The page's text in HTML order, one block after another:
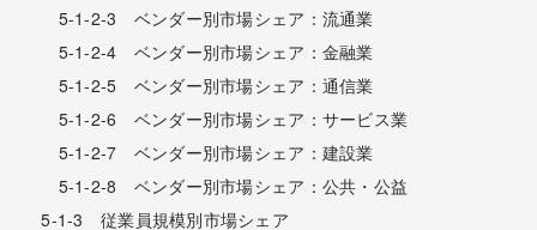
5-1-2-3 ベンダー別市場シェア：流通業
5-1-2-4 ベンダー別市場シェア：金融業
5-1-2-5 ベンダー別市場シェア：通信業
5-1-2-6 ベンダー別市場シェア：サービス業
5-1-2-7 ベンダー別市場シェア：建設業
5-1-2-8 ベンダー別市場シェア：公共・公益
5-1-3 従業員規模別市場シェア